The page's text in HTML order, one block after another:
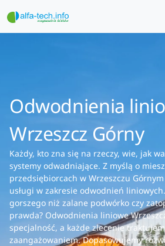
Odwodnienia
Wrzeszcz Górny
Każdy, kto zna się na rzeczy, wie, jak
systemy odwadniające. Z myślą o
przedsiębiorcach w Wrzeszczu
usługi w zakresie odwodnień
gorszego niż zalane podwórko czy
prawda? Odwodnienia liniowe
specjalność, a każde zlecenie
zaangażowaniem. Dopasowujemy